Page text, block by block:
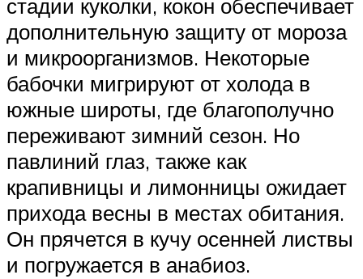
стадии куколки, кокон обеспечивает
дополнительную защиту от мороза
и микроорганизмов. Некоторые
бабочки мигрируют от холода в
южные широты, где благополучно
переживают зимний сезон. Но
павлиний глаз, также как
крапивницы и лимонницы ожидает
прихода весны в местах обитания.
Он прячется в кучу осенней листвы
и погружается в анабиоз.